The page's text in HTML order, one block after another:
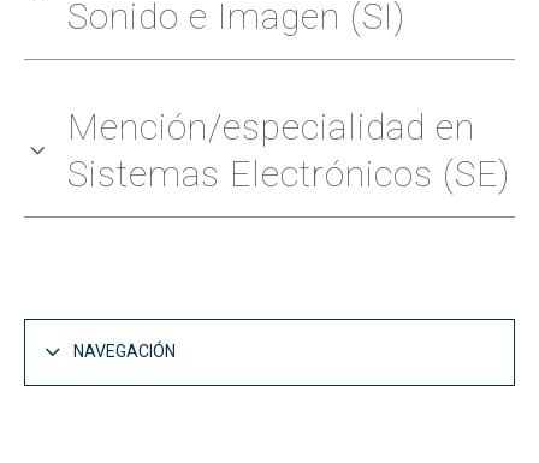
Sonido e Imagen (SI)
Mención/especialidad en
Sistemas Electrónicos (SE)
NAVEGACIÓN